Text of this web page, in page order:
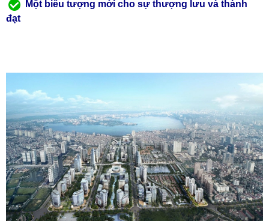
Một biểu tượng mới cho sự thượng lưu và thành
đạt